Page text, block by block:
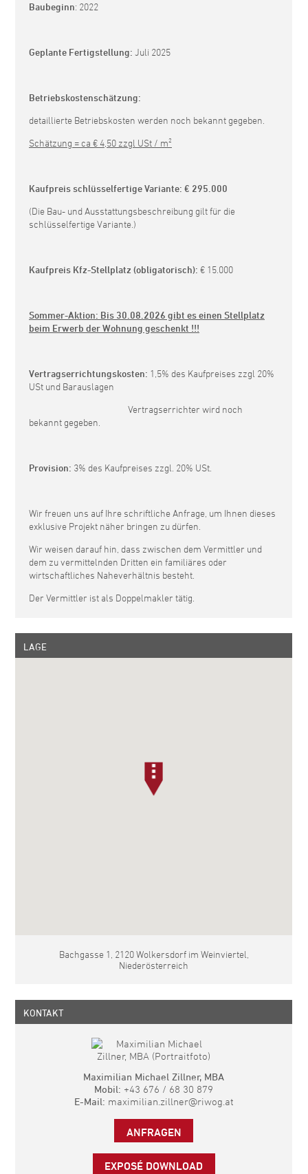
Baubeginn: 2022
Geplante Fertigstellung: Juli 2025
Betriebskostenschätzung:
detaillierte Betriebskosten werden noch bekannt gegeben.
Schätzung = ca € 4,50 zzgl USt / m²
Kaufpreis schlüsselfertige Variante: € 295.000
(Die Bau- und Ausstattungsbeschreibung gilt für die
schlüsselfertige Variante.)
Kaufpreis Kfz-Stellplatz (obligatorisch): € 15.000
Sommer-Aktion: Bis 30.08.2026 gibt es einen Stellplatz
beim Erwerb der Wohnung geschenkt !!!
Vertragserrichtungskosten: 1,5% des Kaufpreises zzgl 20%
USt und Barauslagen
Vertragserrichter wird noch
bekannt gegeben.
Provision: 3% des Kaufpreises zzgl. 20% USt.
Wir freuen uns auf Ihre schriftliche Anfrage, um Ihnen dieses
exklusive Projekt näher bringen zu dürfen.
Wir weisen darauf hin, dass zwischen dem Vermittler und
dem zu vermittelnden Dritten ein familiäres oder
wirtschaftliches Naheverhältnis besteht.
Der Vermittler ist als Doppelmakler tätig.
LAGE
Bachgasse 1, 2120 Wolkersdorf im Weinviertel,
Niederösterreich
KONTAKT
Maximilian Michael Zillner, MBA
Mobil: +43 676 / 68 30 879
E-Mail: maximilian.zillner@riwog.at
ANFRAGEN
EXPOSÉ DOWNLOAD